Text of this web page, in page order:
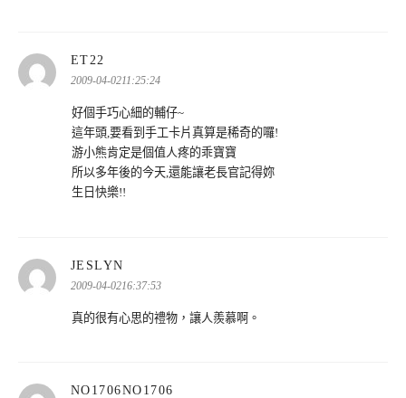
ET22
示:
2009-04-0211:25:24
好個手巧心細的輔仔~
這年頭,要看到手工卡片真算是稀奇的囉!
游小熊肯定是個值人疼的乖寶寶
所以多年後的今天,還能讓老長官記得妳
生日快樂!!
JESLYN
示:
2009-04-0216:37:53
真的很有心思的禮物，讓人羨慕啊。
NO1706NO1706